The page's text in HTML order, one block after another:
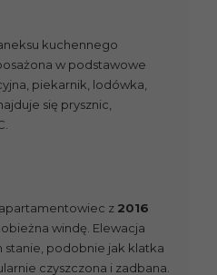
kuchennego
w podstawowe
piekarnik, lodówka,
się prysznic,
z 2016
windę. Elewacja
stanie, podobnie jak klatka
czyszczona i zadbana.